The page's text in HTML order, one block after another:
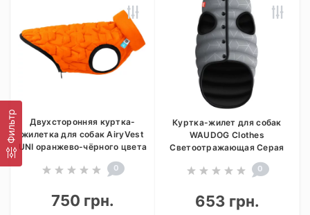
Фильтр
Двухсторонняя куртка-
жилетка для собак AiryVest
UNI оранжево-чёрного цвета
0
750 грн.
Куртка-жилет для собак
WAUDOG Clothes
Светоотражающая Серая
0
653 грн.